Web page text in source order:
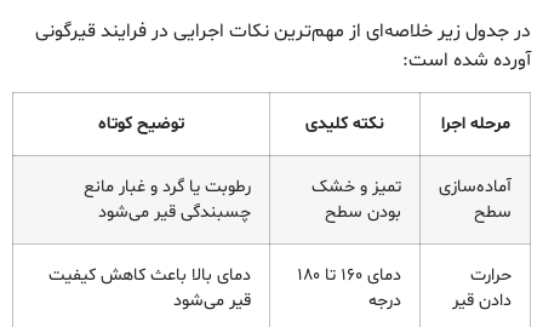
در جدول زیر خلاصه‌ای از مهم‌ترین نکات اجرایی در فرایند قیرگونی
آورده شده است:
مرحله اجرا نکته کلیدی توضیح کوتاه
آماده‌سازی
سطح
تمیز و خشک
بودن سطح
رطوبت یا گرد و غبار مانع
چسبندگی قیر می‌شود
حرارت
دادن قیر
دمای 160 تا 180
درجه
دمای بالا باعث کاهش کیفیت
قیر می‌شود